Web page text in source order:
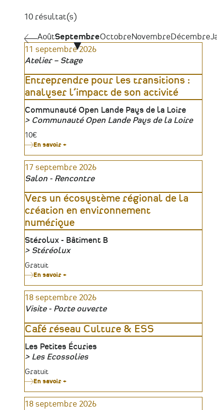
10 résultat(s)
Pagination
AoûtAoûtSeptembreOctobreNovembreDécembre
11 septembre 2026
Atelier – Stage
Entreprendre pour les transitions :
analyser l’impact de son activité
Lieu
Communauté Open Lande Pays de la Loire
Organisateur
Communauté Open Lande Pays de la Loire
Tarifs
10€
En savoir +
pour
les
:
l’impact
de
son
17 septembre 2026
Salon - Rencontre
Vers un écosystème régional de la
création en environnement
numérique
Lieu
Stérolux - Bâtiment B
Organisateur
Stéréolux
Tarifs
Gratuit
En savoir +
un
écosystème
de
création
en
environnement
numérique
18 septembre 2026
Visite - Porte ouverte
Café réseau Culture & ESS
Lieu
Les Petites Écuries
Organisateur
Les Ecossolies
Tarifs
Gratuit
En savoir +
réseau
Culture
18 septembre 2026